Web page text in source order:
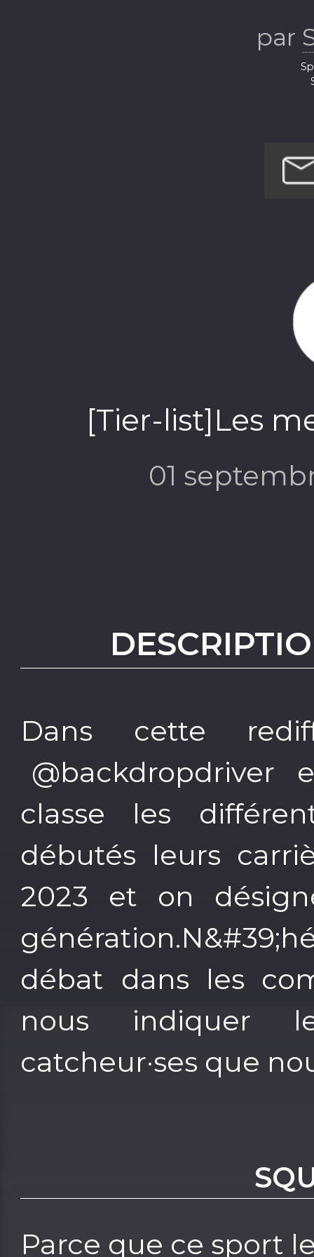
par
[Tier-list]Les
01
Dans cette
@backdropdriver
classe les
débutés leurs
2023 et on
débat dans les
nous indiquer
catcheur·ses que
Parce que ce sport